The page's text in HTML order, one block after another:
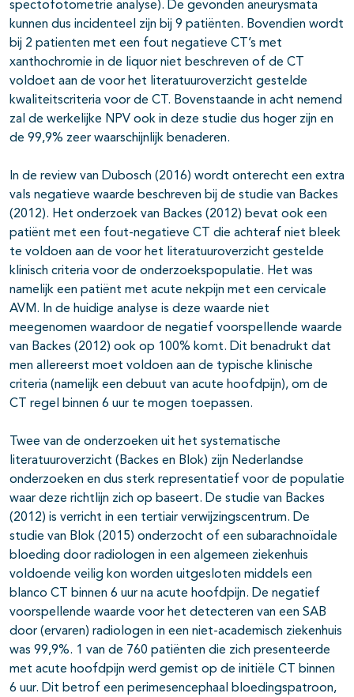
spectofotometrie analyse). De gevonden aneurysmata
kunnen dus incidenteel zijn bij 9 patiënten. Bovendien wordt
bij 2 patienten met een fout negatieve CT’s met
xanthochromie in de liquor niet beschreven of de CT
voldoet aan de voor het literatuuroverzicht gestelde
kwaliteitscriteria voor de CT. Bovenstaande in acht nemend
zal de werkelijke NPV ook in deze studie dus hoger zijn en
de 99,9% zeer waarschijnlijk benaderen.
In de review van Dubosch (2016) wordt onterecht een extra
vals negatieve waarde beschreven bij de studie van Backes
(2012). Het onderzoek van Backes (2012) bevat ook een
patiënt met een fout-negatieve CT die achteraf niet bleek
te voldoen aan de voor het literatuuroverzicht gestelde
klinisch criteria voor de onderzoekspopulatie. Het was
namelijk een patiënt met acute nekpijn met een cervicale
AVM. In de huidige analyse is deze waarde niet
meegenomen waardoor de negatief voorspellende waarde
van Backes (2012) ook op 100% komt. Dit benadrukt dat
men allereerst moet voldoen aan de typische klinische
criteria (namelijk een debuut van acute hoofdpijn), om de
CT regel binnen 6 uur te mogen toepassen.
Twee van de onderzoeken uit het systematische
literatuuroverzicht (Backes en Blok) zijn Nederlandse
onderzoeken en dus sterk representatief voor de populatie
waar deze richtlijn zich op baseert. De studie van Backes
(2012) is verricht in een tertiair verwijzingscentrum. De
studie van Blok (2015) onderzocht of een subarachnoïdale
bloeding door radiologen in een algemeen ziekenhuis
voldoende veilig kon worden uitgesloten middels een
blanco CT binnen 6 uur na acute hoofdpijn. De negatief
voorspellende waarde voor het detecteren van een SAB
door (ervaren) radiologen in een niet-academisch ziekenhuis
was 99,9%. 1 van de 760 patiënten die zich presenteerde
met acute hoofdpijn werd gemist op de initiële CT binnen
6 uur. Dit betrof een perimesencephaal bloedingspatroon,